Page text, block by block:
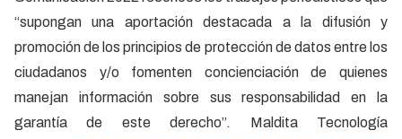
“supongan una aportación destacada a la difusión y
promoción de los principios de protección de datos entre los
ciudadanos y/o fomenten concienciación de quienes
manejan información sobre sus responsabilidad en la
garantía de este derecho”. Maldita Tecnología